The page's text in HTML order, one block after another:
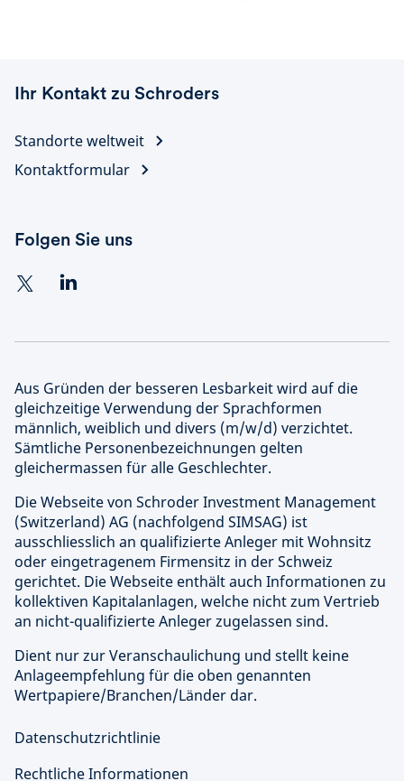
Ihr Kontakt zu Schroders
Standorte weltweit
Kontaktformular
Folgen Sie uns
Aus Gründen der besseren Lesbarkeit wird auf die
gleichzeitige Verwendung der Sprachformen
männlich, weiblich und divers (m/w/d) verzichtet.
Sämtliche Personenbezeichnungen gelten
gleichermassen für alle Geschlechter.
Die Webseite von Schroder Investment Management
(Switzerland) AG (nachfolgend SIMSAG) ist
ausschliesslich an qualifizierte Anleger mit Wohnsitz
oder eingetragenem Firmensitz in der Schweiz
gerichtet. Die Webseite enthält auch Informationen zu
kollektiven Kapitalanlagen, welche nicht zum Vertrieb
an nicht-qualifizierte Anleger zugelassen sind.
Dient nur zur Veranschaulichung und stellt keine
Anlageempfehlung für die oben genannten
Wertpapiere/Branchen/Länder dar.
Datenschutzrichtlinie
Rechtliche Informationen